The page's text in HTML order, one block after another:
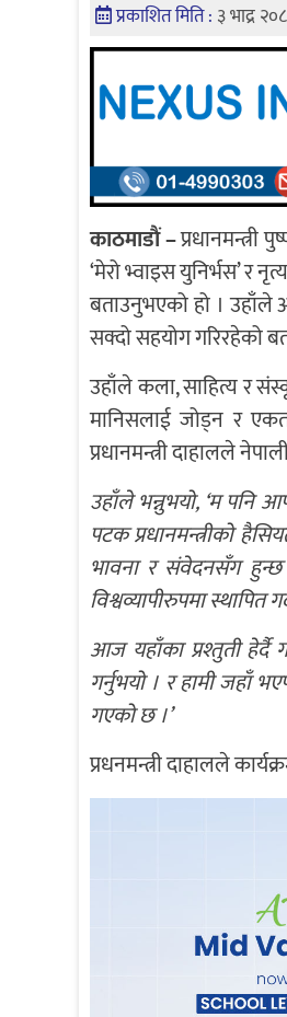
प्रकाशित मिति : ३ भाद्र
काठमाडाैं –प्रधानमन्त्री
‘मेरो भ्वाइस युनिर्भस’ र
बताउनुभएको हो । उहाँले
सक्दो सहयोग गरिरहेको
उहाँले कला, साहित्य र
मानिसलाई जोड्न र
प्रधानमन्त्री दाहालले
उहाँले भन्नुभयो, ‘म पनि
पटक प्रधानमन्त्रीको
भावना र संवेदनसँग
विश्वव्यापीरुपमा स्थापित
आज यहाँका प्रश्तुती हेर्दै
गर्नुभयो । र हामी जहाँ
गएको छ ।’
प्रधनमन्त्री दाहालले